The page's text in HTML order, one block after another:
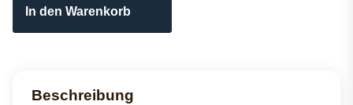
In den Warenkorb
Beschreibung